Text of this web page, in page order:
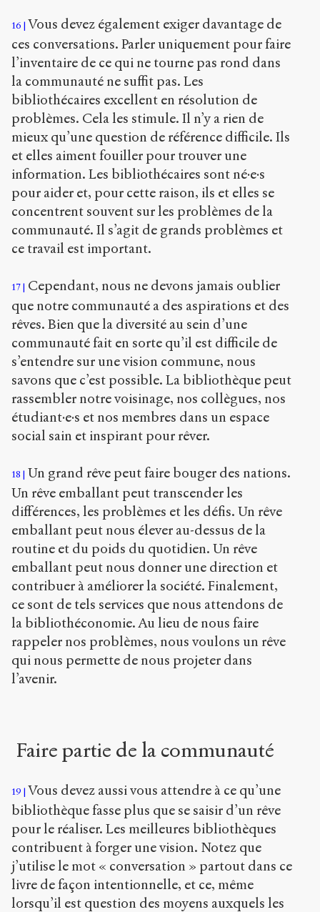
16
Vous devez également exiger davantage de
ces conversations. Parler uniquement pour faire
l’inventaire de ce qui ne tourne pas rond dans
la communauté ne suffit pas. Les
bibliothécaires excellent en résolution de
problèmes. Cela les stimule. Il n’y a rien de
mieux qu’une question de référence difficile. Ils
et elles aiment fouiller pour trouver une
information. Les bibliothécaires sont né·e·s
pour aider et, pour cette raison, ils et elles se
concentrent souvent sur les problèmes de la
communauté. Il s’agit de grands problèmes et
ce travail est important.
17
Cependant, nous ne devons jamais oublier
que notre communauté a des aspirations et des
rêves. Bien que la diversité au sein d’une
communauté fait en sorte qu’il est difficile de
s’entendre sur une vision commune, nous
savons que c’est possible. La bibliothèque peut
rassembler notre voisinage, nos collègues, nos
étudiant·e·s et nos membres dans un espace
social sain et inspirant pour rêver.
18
Un grand rêve peut faire bouger des nations.
Un rêve emballant peut transcender les
différences, les problèmes et les défis. Un rêve
emballant peut nous élever au-dessus de la
routine et du poids du quotidien. Un rêve
emballant peut nous donner une direction et
contribuer à améliorer la société. Finalement,
ce sont de tels services que nous attendons de
la bibliothéconomie. Au lieu de nous faire
rappeler nos problèmes, nous voulons un rêve
qui nous permette de nous projeter dans
l’avenir.
Faire partie de la communauté
19
Vous devez aussi vous attendre à ce qu’une
bibliothèque fasse plus que se saisir d’un rêve
pour le réaliser. Les meilleures bibliothèques
contribuent à forger une vision. Notez que
j’utilise le mot « conversation » partout dans ce
livre de façon intentionnelle, et ce, même
lorsqu’il est question des moyens auxquels les